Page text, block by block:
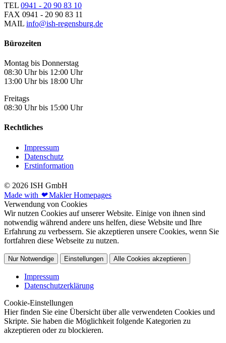
TEL 0941 - 20 90 83 10
FAX 0941 - 20 90 83 11
MAIL info@ish-regensburg.de
Bürozeiten
Montag bis Donnerstag
08:30 Uhr bis 12:00 Uhr
13:00 Uhr bis 18:00 Uhr
Freitags
08:30 Uhr bis 15:00 Uhr
Rechtliches
Impressum
Datenschutz
Erstinformation
© 2026 ISH GmbH
Made with ❤Makler Homepages
Verwendung von Cookies
Wir nutzen Cookies auf unserer Website. Einige von ihnen sind
notwendig während andere uns helfen, diese Website und Ihre
Erfahrung zu verbessern. Sie akzeptieren unsere Cookies, wenn Sie
fortfahren diese Webseite zu nutzen.
Nur Notwendige Einstellungen Alle Cookies akzeptieren
Impressum
Datenschutzerklärung
Cookie-Einstellungen
Hier finden Sie eine Übersicht über alle verwendeten Cookies und
Skripte. Sie haben die Möglichkeit folgende Kategorien zu
akzeptieren oder zu blockieren.